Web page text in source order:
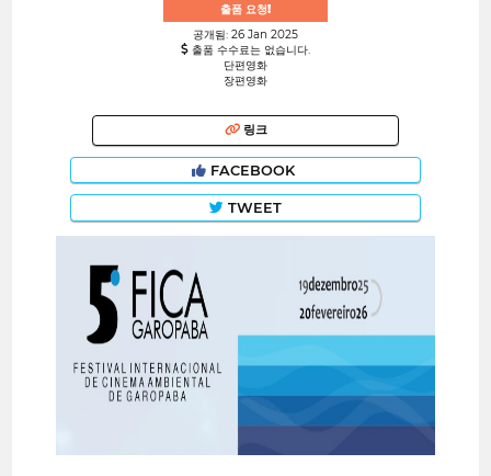
출품 요청!
공개됨: 26 Jan 2025
출품 수수료는 없습니다.
단편영화
장편영화
링크
FACEBOOK
TWEET